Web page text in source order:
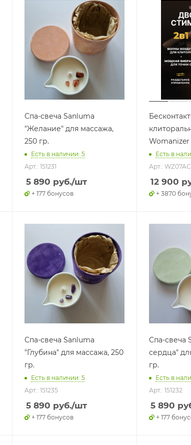
Спа-свеча Sanluma
"Желание" для массажа,
250 гр.
Есть в наличии: 5
Арт.: 151231
5 890 руб./шт
+ 177 бонусов
Есть в
Арт.:
12 900
+ 3870
Спа-свеча Sanluma
"Глубина" для массажа, 250
гр.
Есть в наличии: 5
Арт.: 151235
5 890 руб./шт
+ 177 бонусов
Спа-свеча
сердца"
гр.
Есть в
Арт.: 151232
5 890
+ 177